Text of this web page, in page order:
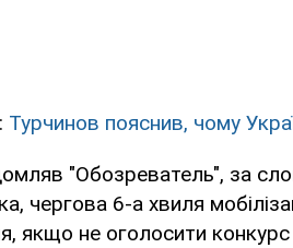
Турчинов пояснив, чому
"Обозреватель", за
чергова 6-а хвиля
якщо не оголосити